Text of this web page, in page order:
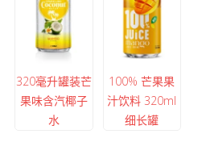
320毫升罐装芒
果味含汽椰子
水
100% 芒果果
汁饮料 320ml
细长罐